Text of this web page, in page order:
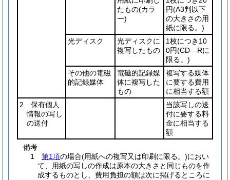
たもの(カラ
ー)
円(A3判以下
の大きさの用
紙に限る。)
光ディスク
光ディスクに
複写したもの
1枚につき10
0円(CD―Rに
限る。)
その他の電磁
的記録媒体
電磁的記録媒
体に複写した
もの
複写する媒体
に要する費用
に相当する額
2 保有個人
情報の写し
の送付
当該写しの送
付に要する料
金に相当する
額
備考
1 第1項の場合(用紙への複写又は印刷に限る。)におい
て、用紙の写しの作成は原本の大きさと同じものを作
成するものとし、費用負担の額は次に掲げるところに